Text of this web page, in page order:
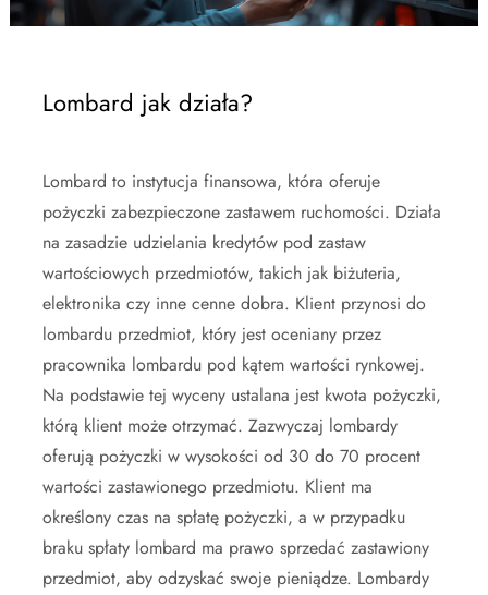
Lombard jak działa?
Lombard to instytucja finansowa, która oferuje
pożyczki zabezpieczone zastawem ruchomości. Działa
na zasadzie udzielania kredytów pod zastaw
wartościowych przedmiotów, takich jak biżuteria,
elektronika czy inne cenne dobra. Klient przynosi do
lombardu przedmiot, który jest oceniany przez
pracownika lombardu pod kątem wartości rynkowej.
Na podstawie tej wyceny ustalana jest kwota pożyczki,
którą klient może otrzymać. Zazwyczaj lombardy
oferują pożyczki w wysokości od 30 do 70 procent
wartości zastawionego przedmiotu. Klient ma
określony czas na spłatę pożyczki, a w przypadku
braku spłaty lombard ma prawo sprzedać zastawiony
przedmiot, aby odzyskać swoje pieniądze. Lombardy